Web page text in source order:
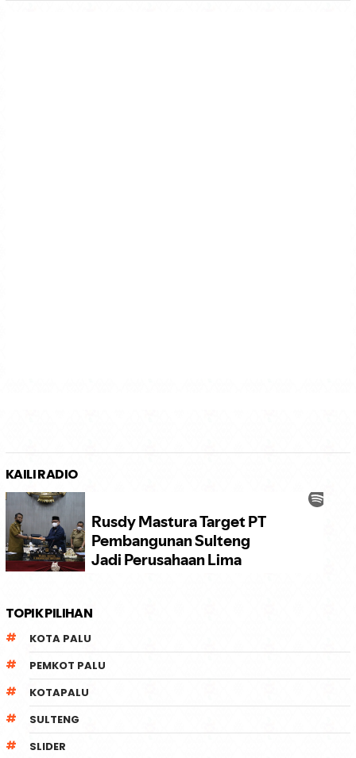
KAILI RADIO
TOPIK PILIHAN
KOTA PALU
PEMKOT PALU
KOTAPALU
SULTENG
SLIDER